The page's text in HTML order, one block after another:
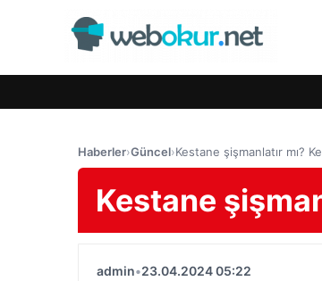
Haberler›Güncel›Kestane şişmanlatır mı?
Kestane
admin•23.04.2024 05:22